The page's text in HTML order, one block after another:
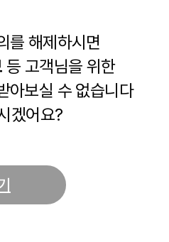
를 해제하시면
등 고객님을 위한
아보실 수 없습니다
겠어요?